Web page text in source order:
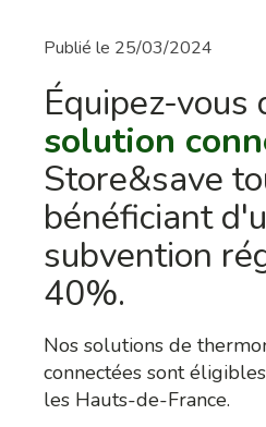
Publié le 25/03/2024
Équipez-vous
solution
Store&save
bénéficiant
subvention
40%.
Nos solutions de
connectées sont
les Hauts-de-France.